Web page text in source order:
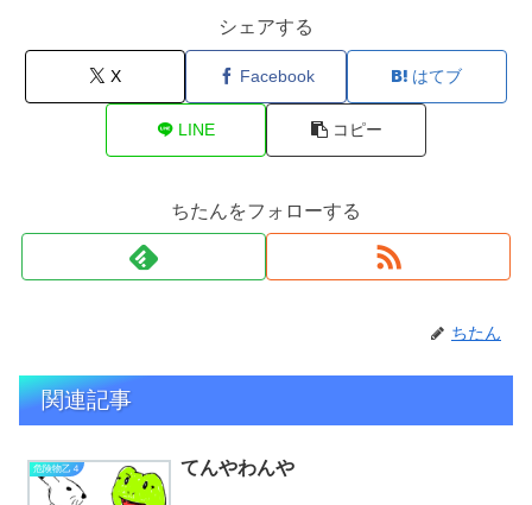
シェアする
X Facebook はてブ
LINE コピー
ちたんをフォローする
ちたん
関連記事
危険物乙４ てんやわんや